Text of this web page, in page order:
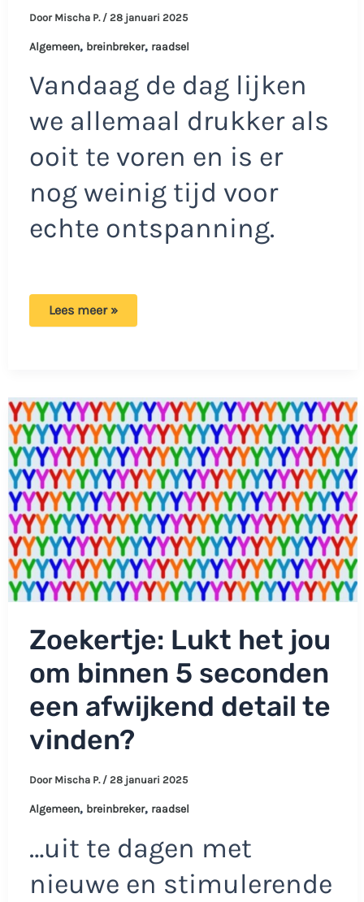
Door Mischa P. / 28 januari 2025
Algemeen, breinbreker, raadsel
Vandaag de dag lijken
we allemaal drukker als
ooit te voren en is er
nog weinig tijd voor
echte ontspanning.
Raadsel
hoeveel
personen
bestaat
dit
gezin?
Lees meer »
Zoekertje: Lukt het jou
om binnen 5 seconden
een afwijkend detail te
vinden?
Door Mischa P. / 28 januari 2025
Algemeen, breinbreker, raadsel
…uit te dagen met
nieuwe en stimulerende